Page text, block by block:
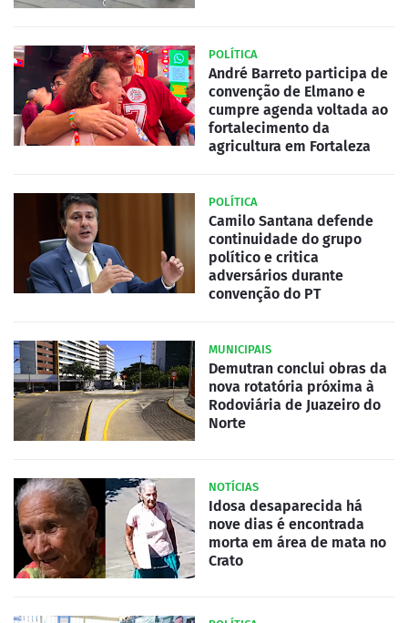
POLÍTICA
André Barreto participa de
convenção de Elmano e
cumpre agenda voltada ao
fortalecimento da
agricultura em Fortaleza
POLÍTICA
Camilo Santana defende
continuidade do grupo
político e critica
adversários durante
convenção do PT
MUNICIPAIS
Demutran conclui obras da
nova rotatória próxima à
Rodoviária de Juazeiro do
Norte
NOTÍCIAS
Idosa desaparecida há
nove dias é encontrada
morta em área de mata no
Crato